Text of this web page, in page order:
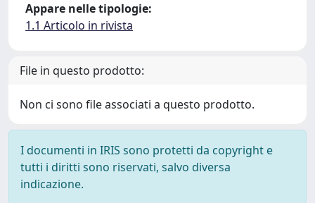
Appare nelle tipologie:
1.1 Articolo in rivista
File in questo prodotto:
Non ci sono file associati a questo prodotto.
I documenti in IRIS sono protetti da copyright e
tutti i diritti sono riservati, salvo diversa
indicazione.